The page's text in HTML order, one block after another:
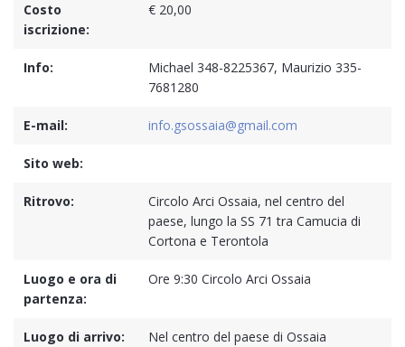
Costo
iscrizione:
€ 20,00
Info:
Michael 348-8225367, Maurizio ‭335-
7681280‬
E-mail: info.gsossaia@gmail.com
Sito web:
Ritrovo:
Circolo Arci Ossaia, nel centro del
paese, lungo la SS 71 tra Camucia di
Cortona e Terontola
Luogo e ora di
partenza:
Ore 9:30 Circolo Arci Ossaia
Luogo di arrivo: Nel centro del paese di Ossaia